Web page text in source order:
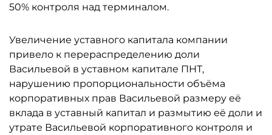
50% контроля над терминалом.
Увеличение уставного капитала компании
привело к перераспределению доли
Васильевой в уставном капитале ПНТ,
нарушению пропорциональности объёма
корпоративных прав Васильевой размеру её
вклада в уставный капитал и размытию её доли и
утрате Васильевой корпоративного контроля и